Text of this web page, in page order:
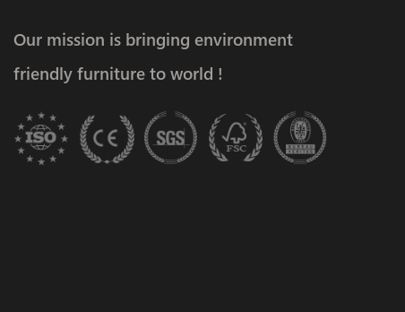
Our mission is bringing environment
friendly furniture to world !